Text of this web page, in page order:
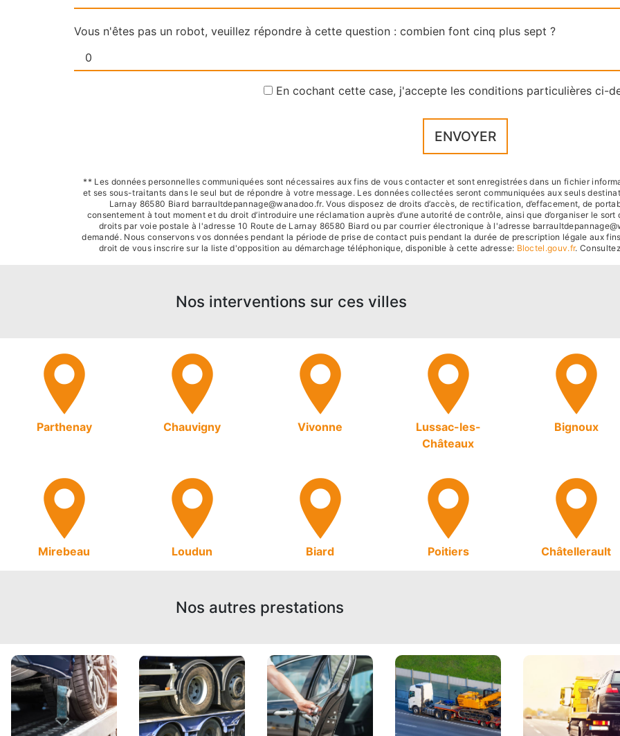
Vous n'êtes pas un robot, veuillez répondre à cette question : combien font cinq plus sept ?
En cochant cette case, j'accepte les conditions particulières ci-
ENVOYER
** Les données personnelles communiquées sont nécessaires aux fins de vous contacter et sont enregistrées dans un fichier
et ses sous-traitants dans le seul but de répondre à votre message. Les données collectées seront communiquées aux seuls
Larnay 86580 Biard barraultdepannage@wanadoo.fr. Vous disposez de droits d’accès, de rectification, d’effacement, de
consentement à tout moment et du droit d’introduire une réclamation auprès d’une autorité de contrôle, ainsi que d’organiser le
droits par voie postale à l'adresse 10 Route de Larnay 86580 Biard ou par courrier électronique à l'adresse
demandé. Nous conservons vos données pendant la période de prise de contact puis pendant la durée de prescription légale aux
droit de vous inscrire sur la liste d'opposition au démarchage téléphonique, disponible à cette adresse: Bloctel.gouv.fr.
Nos interventions sur ces villes
Parthenay Chauvigny Vivonne
Lussac-les-
Châteaux
Bignoux
Mirebeau Loudun Biard Poitiers Châtellerault
Nos autres prestations